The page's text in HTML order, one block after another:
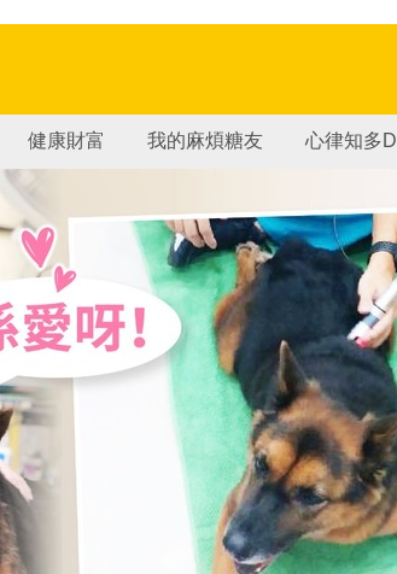
健康財富 我的麻煩糖友 心律知多D